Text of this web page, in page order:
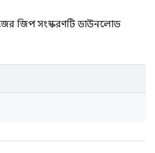
জিপ সংস্করণটি ডাউনলোড